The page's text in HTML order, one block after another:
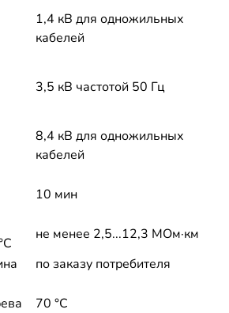
1,4 кВ для одножильных
кабелей
3,5 кВ частотой 50 Гц
8,4 кВ для одножильных
кабелей
10 мин
не менее 2,5...12,3 МОм·км
по заказу потребителя
70 °C